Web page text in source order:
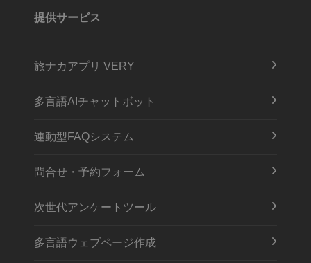
提供サービス
旅ナカアプリ VERY
多言語AIチャットボット
連動型FAQシステム
問合せ・予約フォーム
次世代アンケートツール
多言語ウェブページ作成